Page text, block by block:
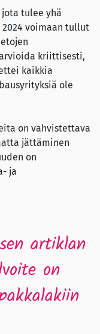
tulee yhä
2024 voimaan tullut
kriittisesti,
kaikkia
ole
on vahvistettava
jättäminen
on
ja
artiklan
on